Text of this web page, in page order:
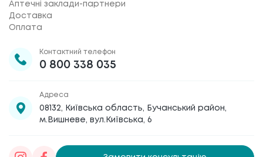
Аптечні заклади-партнери
Доставка
Оплата
Контактний телефон
0 800 338 035
Адреса
08132, Київська область, Бучанський район,
м.Вишневе, вул.Київська, 6